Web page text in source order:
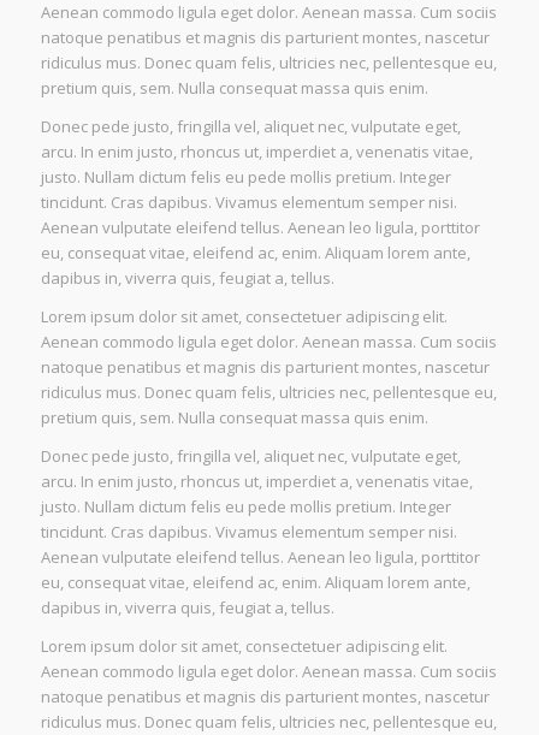
Aenean commodo ligula eget dolor. Aenean massa. Cum sociis
natoque penatibus et magnis dis parturient montes, nascetur
ridiculus mus. Donec quam felis, ultricies nec, pellentesque eu,
pretium quis, sem. Nulla consequat massa quis enim.
Donec pede justo, fringilla vel, aliquet nec, vulputate eget,
arcu. In enim justo, rhoncus ut, imperdiet a, venenatis vitae,
justo. Nullam dictum felis eu pede mollis pretium. Integer
tincidunt. Cras dapibus. Vivamus elementum semper nisi.
Aenean vulputate eleifend tellus. Aenean leo ligula, porttitor
eu, consequat vitae, eleifend ac, enim. Aliquam lorem ante,
dapibus in, viverra quis, feugiat a, tellus.
Lorem ipsum dolor sit amet, consectetuer adipiscing elit.
Aenean commodo ligula eget dolor. Aenean massa. Cum sociis
natoque penatibus et magnis dis parturient montes, nascetur
ridiculus mus. Donec quam felis, ultricies nec, pellentesque eu,
pretium quis, sem. Nulla consequat massa quis enim.
Donec pede justo, fringilla vel, aliquet nec, vulputate eget,
arcu. In enim justo, rhoncus ut, imperdiet a, venenatis vitae,
justo. Nullam dictum felis eu pede mollis pretium. Integer
tincidunt. Cras dapibus. Vivamus elementum semper nisi.
Aenean vulputate eleifend tellus. Aenean leo ligula, porttitor
eu, consequat vitae, eleifend ac, enim. Aliquam lorem ante,
dapibus in, viverra quis, feugiat a, tellus.
Lorem ipsum dolor sit amet, consectetuer adipiscing elit.
Aenean commodo ligula eget dolor. Aenean massa. Cum sociis
natoque penatibus et magnis dis parturient montes, nascetur
ridiculus mus. Donec quam felis, ultricies nec, pellentesque eu,